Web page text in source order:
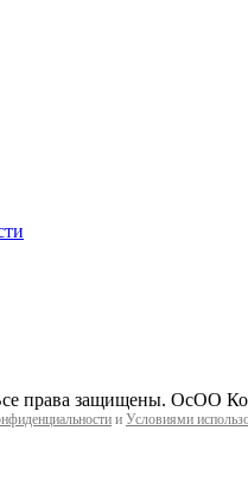
права защищены. ОсОО
и Условиями